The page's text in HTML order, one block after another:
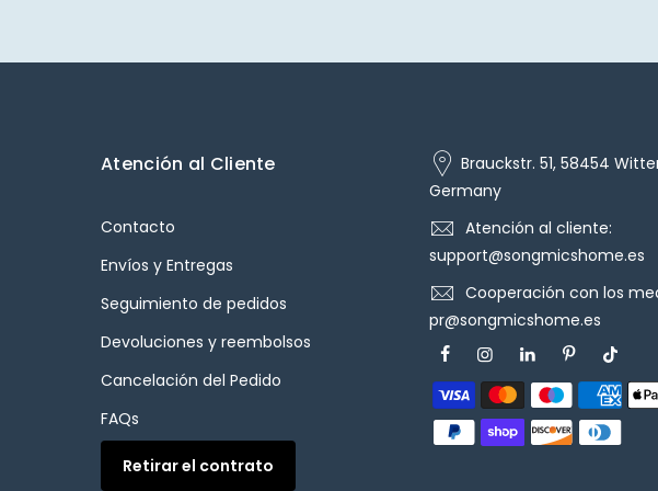
Atención al Cliente
Contacto
Envíos y Entregas
Seguimiento de pedidos
Devoluciones y reembolsos
Cancelación del Pedido
FAQs
Retirar el contrato
Brauckstr. 51, 58454
Germany
Atención al cliente:
support@songmicshome.es
Cooperación con los
pr@songmicshome.es